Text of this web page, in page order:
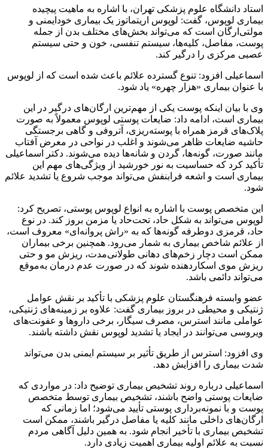
استاد دانشگاه علوم پزشکی تهران، با اشاره به ماهیت پیچیده
بیماری لوپوس، گفت: لوپوس اریتماتوز یک بیماری خودایمنی و
مولتی‌ارگان است که می‌تواند بخش‌های مختلف بدن از جمله
پوست، مفاصل، کلیه‌ها، سیستم تنفسی، خون و حتی سیستم
عصبی مرکزی را درگیر کند.
اسماعیلی افزود: تنوع گسترده علائم باعث شده است که از لوپوس
با عنوان بیماری «هزار چهره» یاد شود.
وی با بیان اینکه پوست یکی از مهم‌ترین ارگان‌های درگیر در این
بیماری است، ادامه داد: ضایعات پوستی لوپوس معمولاً به صورت
پلاک‌های قرمز همراه با پوسته‌ریزی، آتروفی و گاهی برجستگی
حاشیه ضایعات ظاهر می‌شوند و اغلب در نواحی در معرض آفتاب
مانند صورت، گونه‌ها، گردن و شانه‌ها دیده می‌شوند. دکتر اسماعیلی
تأکید کرد که حساسیت به نور خورشید از ویژگی‌های مهم این
بیماری است و اشعه فرابنفش می‌تواند موجب شروع یا تشدید علائم
شود.
این متخصص پوست با اشاره به انواع لوپوس پوستی، تصریح کرد:
لوپوس می‌تواند به شکل حاد، تحت‌حاد یا مزمن بروز کند. در نوع
حاد، قرمزی دوطرفه گونه‌ها که به «راش پروانه‌ای» معروف است،
از علائم شاخص بیماری به شمار می‌رود. همچنین برخی بیماران
ممکن است دچار زخم‌های دهانی طولانی‌مدت، ریزش مو و حتی
ریزش موی اسکاردهنده شوند که در صورت عدم درمان به‌موقع
می‌تواند دائمی باشد.
عضو وابسته فرهنگستان علوم پزشکی با تأکید بر نقش عوامل
ژنتیکی و محیطی در بروز بیماری گفت: علاوه بر زمینه‌های ژنتیکی،
عواملی مانند استرس، مصرف سیگار، برخی داروها و عفونت‌های
ویروسی می‌توانند در ایجاد یا تشدید لوپوس نقش داشته باشند.
وی افزود: استرس از طریق تأثیر بر سیستم ایمنی بدن می‌تواند
شدت بیماری را افزایش دهد.
اسماعیلی درباره روند تشخیص بیماری توضیح داد: در مواردی که
ضایعات پوستی واضح باشند، تشخیص بیماری توسط متخصص
پوست و با نمونه‌برداری پوستی تأیید می‌شود؛ اما زمانی که
ارگان‌های داخلی مانند کلیه یا مفاصل درگیر باشند، ممکن است
تشخیص بیماری با تأخیر انجام شود. به همین دلیل آگاهی مردم
نسبت به علائم اولیه بیماری اهمیت زیادی دارد.